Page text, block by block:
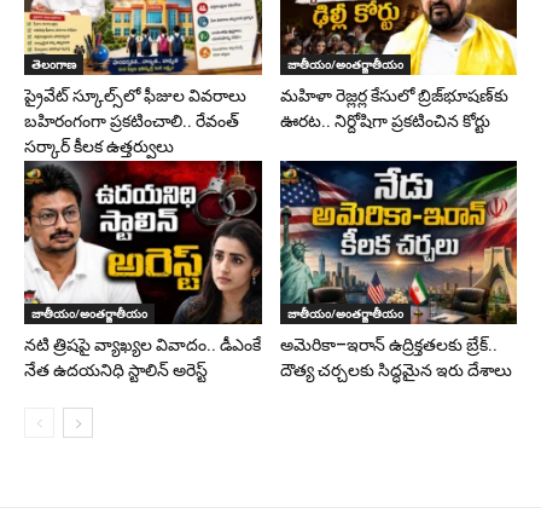
తెలంగాణ
ప్రైవేట్ స్కూల్స్‌లో ఫీజుల వివరాలు
బహిరంగంగా ప్రకటించాలి.. రేవంత్
సర్కార్ కీలక ఉత్తర్వులు
జాతీయం/అంతర్జాతీయం
మహిళా రెజ్లర్ల కేసులో బ్రిజ్‌భూషణ్‌కు
ఊరట.. నిర్దోషిగా ప్రకటించిన కోర్టు
జాతీయం/అంతర్జాతీయం
నటి త్రిషపై వ్యాఖ్యల వివాదం.. డీఎంకే
నేత ఉదయనిధి స్టాలిన్‌ అరెస్ట్
జాతీయం/అంతర్జాతీయం
అమెరికా–ఇరాన్ ఉద్రిక్తతలకు బ్రేక్..
దౌత్య చర్చలకు సిద్ధమైన ఇరు దేశాలు